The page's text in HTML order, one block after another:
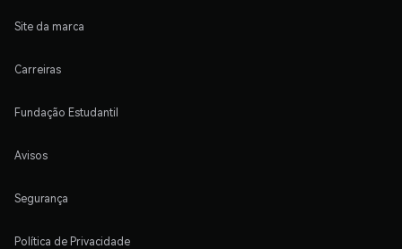
Site da marca
Carreiras
Fundação Estudantil
Avisos
Segurança
Política de Privacidade